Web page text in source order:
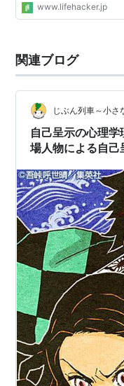
www.lifehacker.jp
関連ブログ
じぶん列車～小さ
自己呈示の心理
場人物による自己